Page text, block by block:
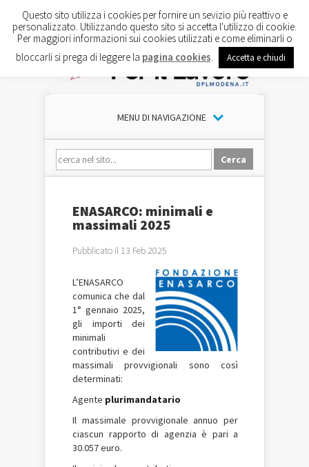
MENU DI NAVIGAZIONE
ENASARCO: minimali e
massimali 2025
Pubblicato il 13 Feb 2025
L’ENASARCO
comunica che dal
1° gennaio 2025,
gli importi dei
minimali
contributivi e dei
massimali provvigionali sono così
determinati:
Agente plurimandatario
Il massimale provvigionale annuo per
ciascun rapporto di agenzia è pari a
30.057 euro.
Questo sito utilizza i cookies per fornire un sevizio più reattivo e
personalizzato. Utilizzando questo sito si accetta l'utilizzo di cookie.
Per maggiori informazioni sui cookies utilizzati e come eliminarli o
bloccarli si prega di leggere la pagina cookies Accetta e chiudi